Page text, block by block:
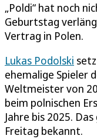
„Poldi“ hat noch
Geburtstag
Vertrag in Polen.
Lukas Podolski
ehemalige Spieler
Weltmeister von
beim polnischen
Jahre bis 2025.
Freitag bekannt.